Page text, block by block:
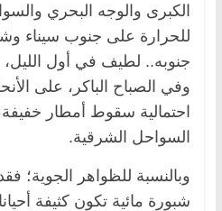
الكبرى والوجه البحري
للحرارة على جنوب سيناء
جنوبه.. لطيف في أول الليل،
وفي الصباح الباكر، على
احتمالية سقوط أمطار
السواحل الشرقية.
وبالنسبة للظواهر الجوية؛